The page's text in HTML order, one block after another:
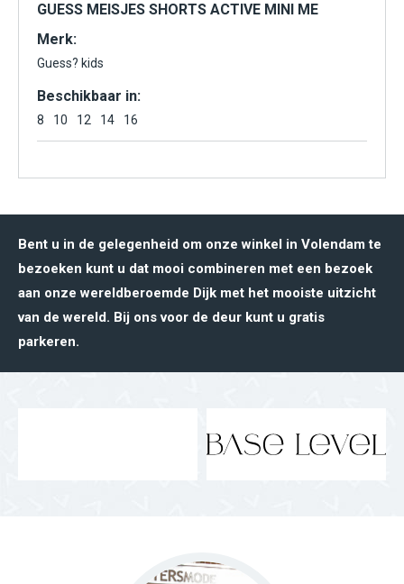
GUESS MEISJES SHORTS ACTIVE MINI ME
Merk:
Guess? kids
Beschikbaar in:
8 10 12 14 16
Bent u in de gelegenheid om onze winkel in Volendam te
bezoeken kunt u dat mooi combineren met een bezoek
aan onze wereldberoemde Dijk met het mooiste uitzicht
van de wereld. Bij ons voor de deur kunt u gratis
parkeren.